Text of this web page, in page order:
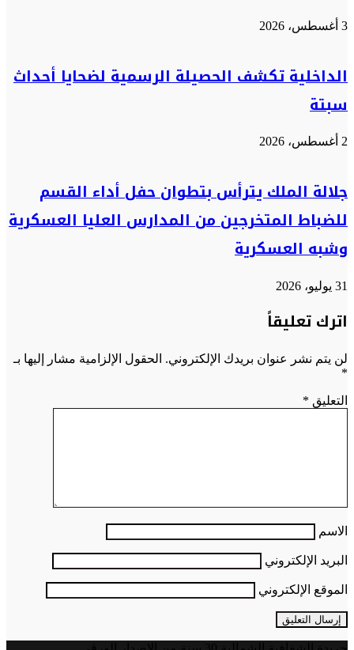
3 أغسطس، 2026
الداخلية تكشف الحصيلة الرسمية لضحايا أحداث
سبتة
2 أغسطس، 2026
جلالة الملك يترأس بتطوان حفل أداء القسم
للضباط المتخرجين من المدارس العليا العسكرية
وشبه العسكرية
31 يوليو، 2026
اترك تعليقاً
لن يتم نشر عنوان بريدك الإلكتروني. الحقول الإلزامية مشار إليها بـ
*
التعليق *
الاسم
البريد الإلكتروني
الموقع الإلكتروني